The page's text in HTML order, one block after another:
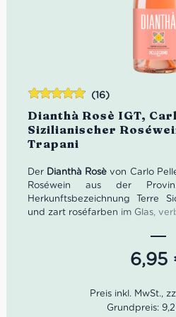
Dianthà Rosè IGT,
Sizilianischer
Trapani
(16)
Der Dianthà Rosè von Carlo
Roséwein aus der
Herkunftsbezeichnung Terre
und zart roséfarben im Glas,
Akzenten von Orangenblüte
wirkt dieser Rosé weich,
moderater Länge und einer
Aperitivo, leichte Gerichte,
frische Käse und sommerliche
6,95
Bewertet
mit4.88
von 5
Grundpreis: